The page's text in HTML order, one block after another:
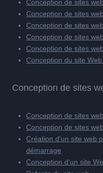
Conception de sites
Conception de sites
Conception de sites
Conception de sites
Conception de sites
Conception du site
Conception de sites
Conception de sites
Conception de sites
Création d'un site web
démarrage
Conception d'un site